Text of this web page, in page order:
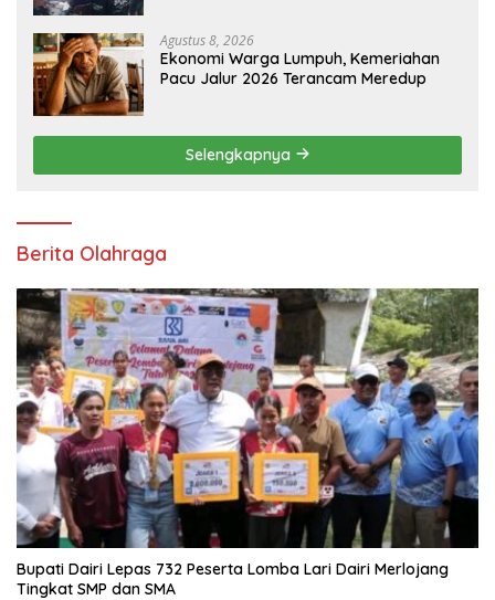
Agustus 8, 2026
Ekonomi Warga Lumpuh, Kemeriahan
Pacu Jalur 2026 Terancam Meredup
Selengkapnya
Berita Olahraga
Bupati Dairi Lepas 732 Peserta Lomba Lari Dairi Merlojang
Tingkat SMP dan SMA